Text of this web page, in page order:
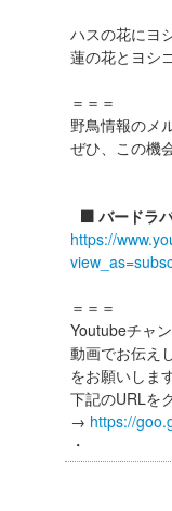
ハスの花にヨ
蓮の花とヨシ
＝＝＝
野鳥情報のメ
ぜひ、この機
⬛️ バードラ
https://
＝＝＝
Youtubeチャ
動画でお伝え
をお願いしま
下記のURLを
→ https://
・